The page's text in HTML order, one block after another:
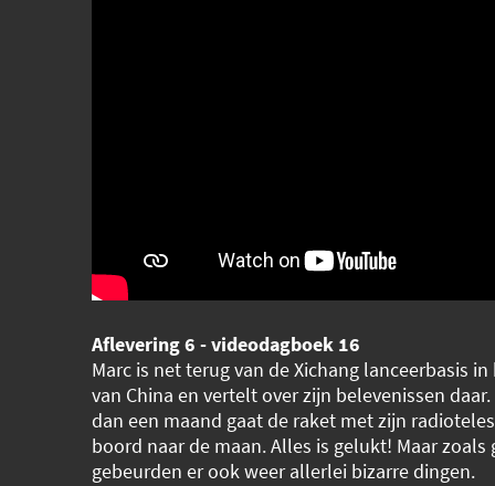
Aflevering 6 - videodagboek 16
Marc is net terug van de Xichang lanceerbasis
van China en vertelt over zijn belevenissen
dan een maand gaat de raket met zijn
boord naar de maan. Alles is gelukt! Maar
gebeurden er ook weer allerlei bizarre dingen.